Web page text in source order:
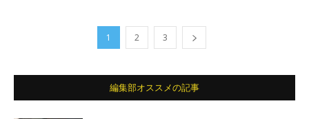
1 2 3
編集部オススメの記事